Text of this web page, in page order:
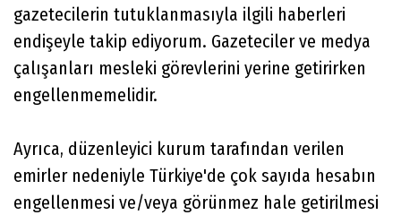
gazetecilerin tutuklanmasıyla ilgili haberleri
endişeyle takip ediyorum. Gazeteciler ve medya
çalışanları mesleki görevlerini yerine getirirken
engellenmemelidir.
Ayrıca, düzenleyici kurum tarafından verilen
emirler nedeniyle Türkiye'de çok sayıda hesabın
engellenmesi ve/veya görünmez hale getirilmesi